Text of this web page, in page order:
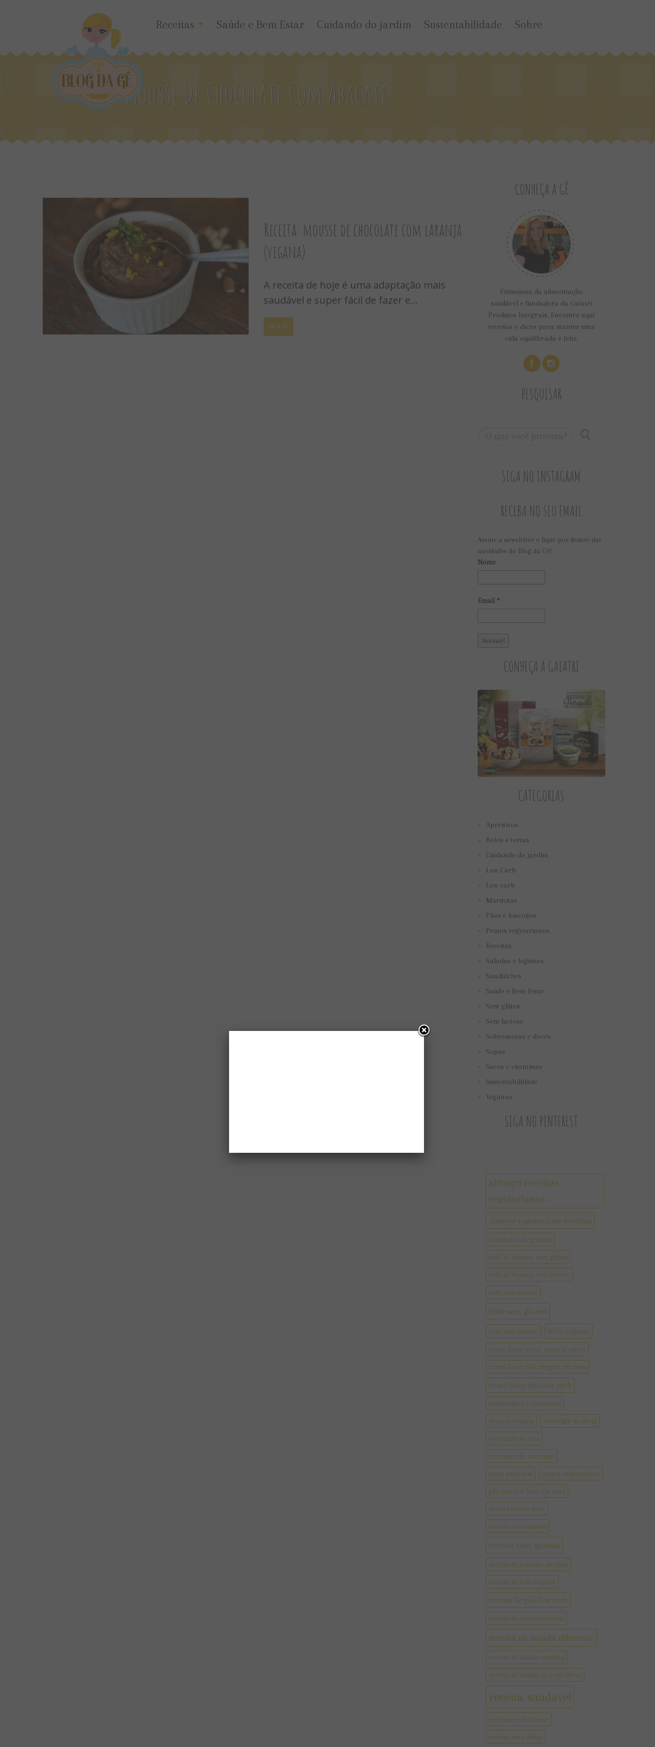
Receitas Saúde e Bem Estar Cuidando do jardim Sustentabilidade Sobre
Mousse De Chocolate Com Abacate
Receita: mousse de chocolate com laranja
(vegana)
A receita de hoje é uma adaptação mais
saudável e super fácil de fazer e...
Leia
CONHEÇA A GÊ
Entusiasta da alimentação
saudável e fundadora da Gaiatri
Produtos Integrais. Encontre aqui
receitas e dicas para manter uma
vida equilibrada e feliz.
PESQUISAR
SIGA NO INSTAGRAM
RECEBA NO SEU EMAIL
Assine a newsletter e fique por dentro das
novidades do Blog da Gê!
Nome
Email *
CONHEÇA A GAIATRI
CATEGORIAS
Aperitivos
Bolos e tortas
Cuidando do jardim
Low Carb
Low carb
Marmitas
Pães e biscoitos
Pratos vegetarianos
Receitas
Saladas e legumes
Sanduíches
Saúde e Bem Estar
Sem glúten
Sem lactose
Sobremesas e doces
Sopas
Sucos e vitaminas
Sustentabilidade
Veganas
SIGA NO PINTEREST
almoço receitas
vegetarianas
almoço vegetariano receitas
benefícios da granola
bolo de banana sem gluten
bolo de banana sem lactose
bolo sem açúcar
bolo sem gluten
bolo sem lactose bolo vegano
como fazer arroz integral cateto
como fazer pão integral em casa
como fazer pão low carb
hamburguer vegetariano
mousse vegana overnight de aveia
overnight de chia
overnight de morango
prato principal pratos vegetarianos
pão integral feito em casa
receita batata doce
receita com quinoa
receita com quinua
receita de biscoito integral
receita de bolo vegano
receita de pão low carb
receita de salada colorida
receita de salada diferente
receita de salada nutritiva
receita de salada rica em fibras
receita saudável
receitas sem lactose
receita suco detox